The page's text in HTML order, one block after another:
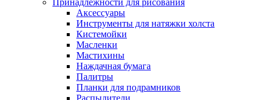
Принадлежности для рисования
Аксессуары
Инструменты для натяжки холста
Кистемойки
Масленки
Мастихины
Наждачная бумага
Палитры
Планки для подрамников
Распылители